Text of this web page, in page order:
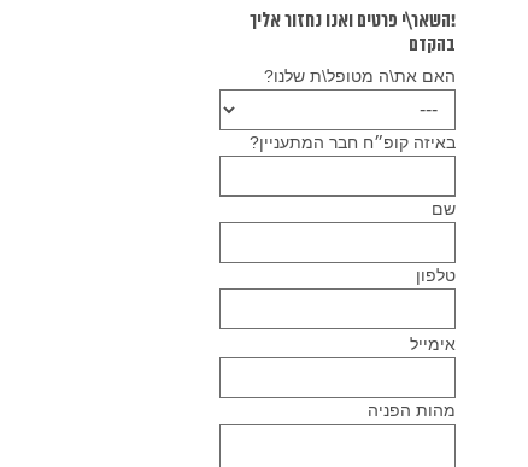
!השאר\י פרטים ואנו נחזור אליך
בהקדם
האם את\ה מטופל\ת שלנו?
באיזה קופ״ח חבר המתעניין?
שם
טלפון
leave
אימייל
מהות הפניה